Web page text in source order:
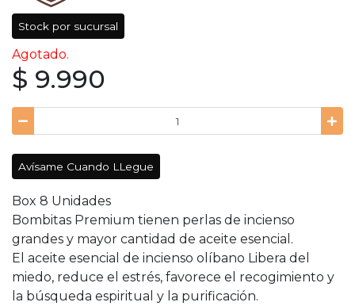
Stock por sucursal
Agotado.
$ 9.990
Avísame Cuando LLegue
Box 8 Unidades
Bombitas Premium tienen perlas de incienso
grandes y mayor cantidad de aceite esencial.
El aceite esencial de incienso olíbano Libera del
miedo, reduce el estrés, favorece el recogimiento y
la búsqueda espiritual y la purificación.